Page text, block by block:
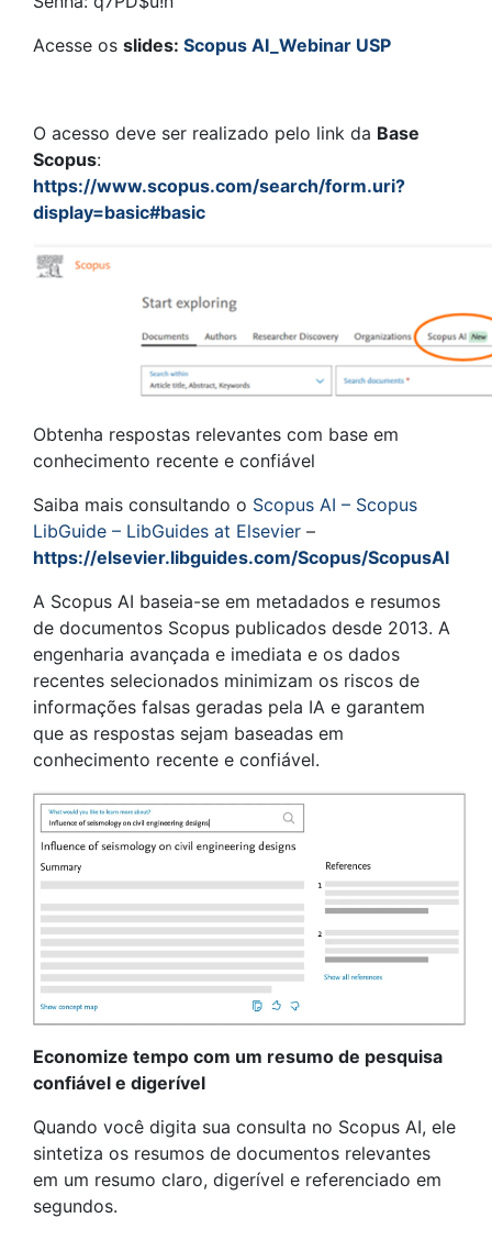
Acesse os slides: Scopus AI_Webinar USP
O acesso deve ser realizado pelo link da Base
Scopus:
https://www.scopus.com/search/form.uri?
display=basic#basic
Obtenha respostas relevantes com base em
conhecimento recente e confiável
Saiba mais consultando o Scopus AI – Scopus
LibGuide – LibGuides at Elsevier –
https://elsevier.libguides.com/Scopus/ScopusAI
A Scopus AI baseia-se em metadados e resumos
de documentos Scopus publicados desde 2013. A
engenharia avançada e imediata e os dados
recentes selecionados minimizam os riscos de
informações falsas geradas pela IA e garantem
que as respostas sejam baseadas em
conhecimento recente e confiável.
Economize tempo com um resumo de pesquisa
confiável e digerível
Quando você digita sua consulta no Scopus AI, ele
sintetiza os resumos de documentos relevantes
em um resumo claro, digerível e referenciado em
segundos.